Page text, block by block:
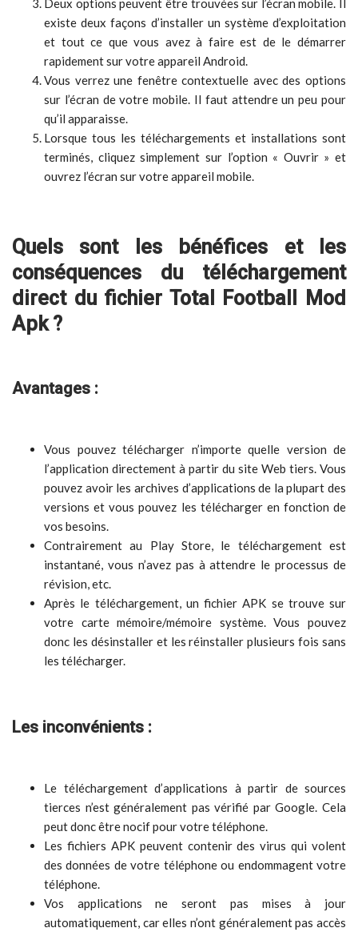
Deux options peuvent être trouvées sur l’écran mobile. Il
existe deux façons d’installer un système d’exploitation
et tout ce que vous avez à faire est de le démarrer
rapidement sur votre appareil Android.
Vous verrez une fenêtre contextuelle avec des options
sur l’écran de votre mobile. Il faut attendre un peu pour
qu’il apparaisse.
Lorsque tous les téléchargements et installations sont
terminés, cliquez simplement sur l’option « Ouvrir » et
ouvrez l’écran sur votre appareil mobile.
Quels sont les bénéfices et les
conséquences du téléchargement
direct du fichier Total Football Mod
Apk ?
Avantages :
Vous pouvez télécharger n’importe quelle version de
l’application directement à partir du site Web tiers. Vous
pouvez avoir les archives d’applications de la plupart des
versions et vous pouvez les télécharger en fonction de
vos besoins.
Contrairement au Play Store, le téléchargement est
instantané, vous n’avez pas à attendre le processus de
révision, etc.
Après le téléchargement, un fichier APK se trouve sur
votre carte mémoire/mémoire système. Vous pouvez
donc les désinstaller et les réinstaller plusieurs fois sans
les télécharger.
Les inconvénients :
Le téléchargement d’applications à partir de sources
tierces n’est généralement pas vérifié par Google. Cela
peut donc être nocif pour votre téléphone.
Les fichiers APK peuvent contenir des virus qui volent
des données de votre téléphone ou endommagent votre
téléphone.
Vos applications ne seront pas mises à jour
automatiquement, car elles n’ont généralement pas accès